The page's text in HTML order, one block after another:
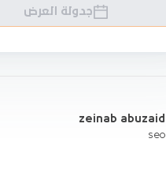
جدولة العرض
zeinab abuzaid
seo